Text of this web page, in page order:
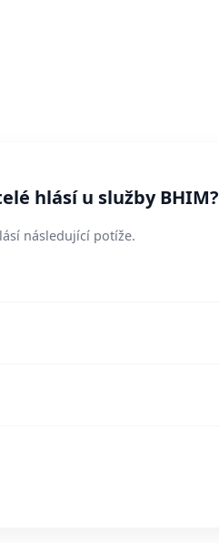
hlásí u služby BHIM?
následující potíže.